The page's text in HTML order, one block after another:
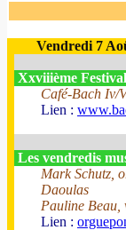
Vendredi 7
Xxviiième
Café-Bach Iv/
Lien :
Les vendredis
Mark Schutz,
Daoulas
Pauline Beau,
Lien :